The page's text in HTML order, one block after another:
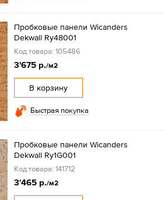
Пробковые панели Wicanders
Dekwall Ry48001
Код товара: 105486
3'675 р./м2
В корзину
Быстрая покупка
Пробковые панели Wicanders
Dekwall Ry1G001
Код товара: 141712
3'465 р./м2